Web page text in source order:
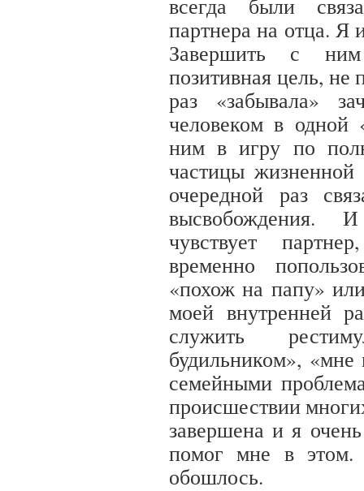
всегда были
партнера на отца. Я
Завершить с
позитивная цель,
раз «забывала»
человеком в одной
ним в игру по
частицы
очередной раз
чувствует
временно
«похож на папу»
моей внутренней
служить
будильником», «мне
семейными
происшествии
завершена и я
помог мне в этом.
обошлось.